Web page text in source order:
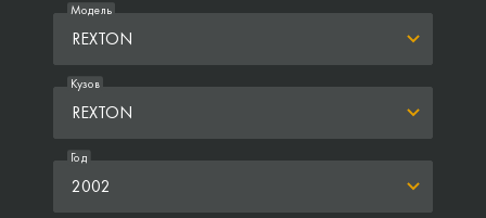
REXTON
Модель
REXTON
Кузов
2002
Год